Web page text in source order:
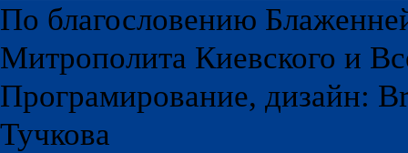
По благословению
Митрополита Киевского и
Програмирование, дизайн:
Тучкова